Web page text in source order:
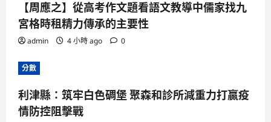
【周應之】從高考作文題看語文教導中儒家找九
宮格時租精力傳承的主要性
admin 4 小時 ago 0
分數
利津縣：筑牢白色碉堡 聚森和診所減重力打贏疫
情防控阻擊戰